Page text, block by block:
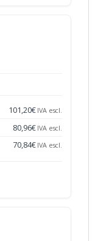
101,20€ IVA escl.
80,96€ IVA escl.
70,84€ IVA escl.